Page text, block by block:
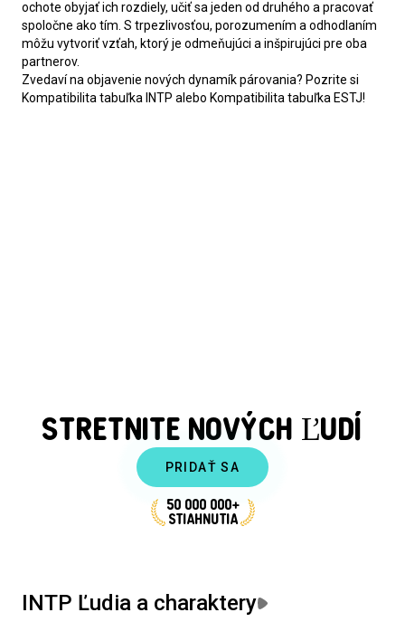
ochote obyjať ich rozdiely, učiť sa jeden od druhého a pracovať
spoločne ako tím. S trpezlivosťou, porozumením a odhodlaním
môžu vytvoriť vzťah, ktorý je odmeňujúci a inšpirujúci pre oba
partnerov.
Zvedaví na objavenie nových dynamík párovania? Pozrite si
Kompatibilita tabuľka INTP alebo Kompatibilita tabuľka ESTJ!
STRETNITE NOVÝCH ĽUDÍ
PRIDAŤ SA
50 000 000+
STIAHNUTIA
INTP Ľudia a charaktery